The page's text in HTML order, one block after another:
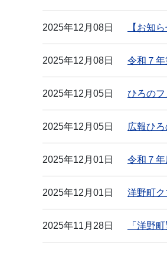
2025年12月08日 【お知
2025年12月08日 令和７
2025年12月05日 ひろの
2025年12月05日 広報ひ
2025年12月01日 令和７
2025年12月01日 洋野町
2025年11月28日 「洋野